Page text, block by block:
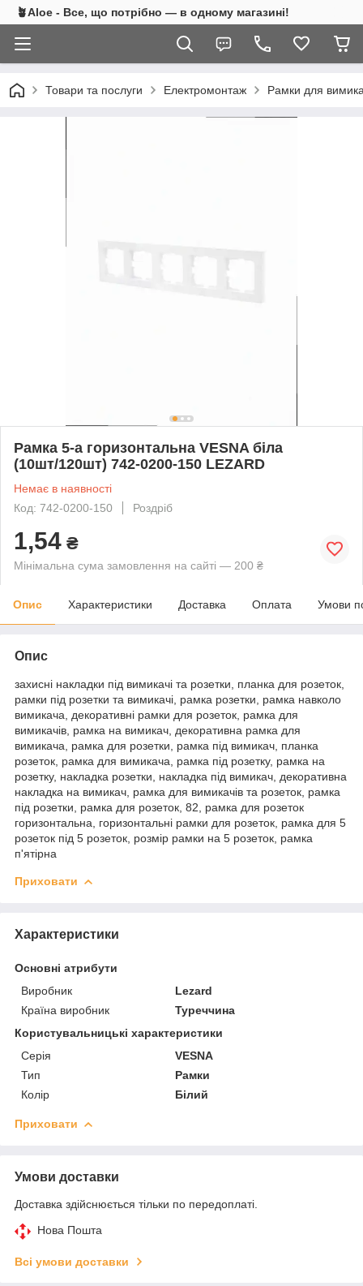
🪴Aloe - Все, що потрібно — в одному магазині!
Товари та послуги Електромонтаж Рамки для
Рамка 5-а горизонтальна VESNA біла
(10шт/120шт) 742-0200-150 LEZARD
Немає в наявності
Код: 742-0200-150
Роздріб
1,54 ₴
Мінімальна сума замовлення на сайті — 200 ₴
Опис Характеристики Доставка Оплата Умови
Опис
захисні накладки під вимикачі та розетки, планка для розеток,
рамки під розетки та вимикачі, рамка розетки, рамка навколо
вимикача, декоративні рамки для розеток, рамка для
вимикачів, рамка на вимикач, декоративна рамка для
вимикача, рамка для розетки, рамка під вимикач, планка
розеток, рамка для вимикача, рамка під розетку, рамка на
розетку, накладка розетки, накладка під вимикач, декоративна
накладка на вимикач, рамка для вимикачів та розеток, рамка
під розетки, рамка для розеток, 82, рамка для розеток
горизонтальна, горизонтальні рамки для розеток, рамка для 5
розеток під 5 розеток, розмір рамки на 5 розеток, рамка
п'ятірна
Приховати
Характеристики
Основні атрибути
Виробник
Lezard
Країна виробник
Туреччина
Користувальницькі характеристики
Серія
VESNA
Тип
Рамки
Колір
Білий
Приховати
Умови доставки
Доставка здійснюється тільки по передоплаті.
Нова Пошта
Всі умови доставки